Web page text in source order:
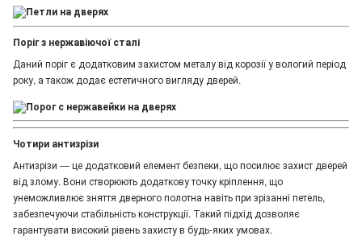
Поріг з нержавіючої сталі
Даний поріг є додатковим захистом металу від корозії у вологий період
року, а також додає естетичного вигляду дверей.
Чотири антизрізи
Антизрізи — це додатковий елемент безпеки, що посилює захист дверей
від злому. Вони створюють додаткову точку кріплення, що
унеможливлює зняття дверного полотна навіть при зрізанні петель,
забезпечуючи стабільність конструкції. Такий підхід дозволяє
гарантувати високий рівень захисту в будь-яких умовах.